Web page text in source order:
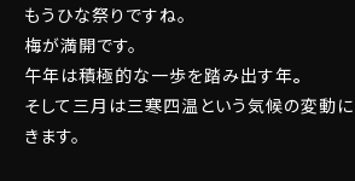
もうひな祭りですね。
梅が満開です。
午年は積極的な一歩を踏み出す年。
そして三月は三寒四温という気候の変動
きます。